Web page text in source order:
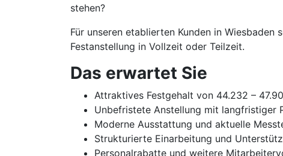
stehen?
Für unseren etablierten Kunden in
Festanstellung in Vollzeit oder Teilzeit.
Das erwartet Sie
Attraktives Festgehalt von 44.232 –
Unbefristete Anstellung mit langfristiger
Moderne Ausstattung und aktuelle
Strukturierte Einarbeitung und
Personalrabatte und weitere